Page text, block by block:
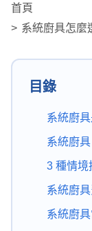
首頁
系統廚具怎麼
目錄
系統廚
系統廚
3 種情境
系統廚
系統廚